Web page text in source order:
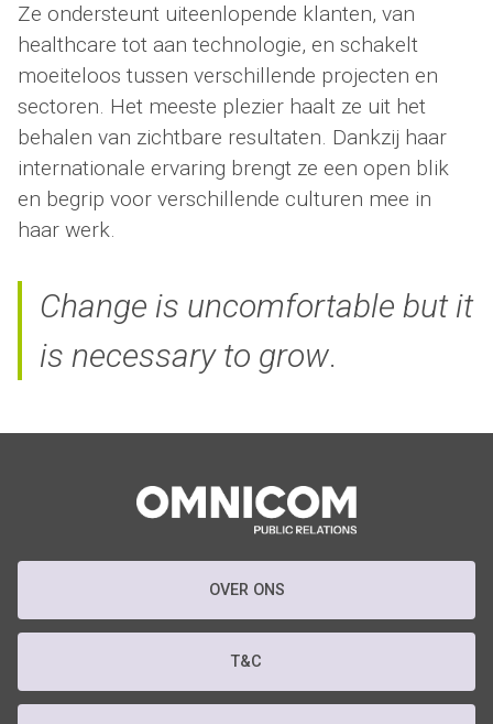
Ze ondersteunt uiteenlopende klanten, van
healthcare tot aan technologie, en schakelt
moeiteloos tussen verschillende projecten en
sectoren. Het meeste plezier haalt ze uit het
behalen van zichtbare resultaten. Dankzij haar
internationale ervaring brengt ze een open blik
en begrip voor verschillende culturen mee in
haar werk.
Change is uncomfortable but it
is necessary to grow.
OVER ONS
T&C